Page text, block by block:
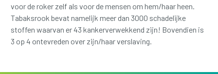
voor de roker zelf als voor de mensen om hem/haar heen.
Tabaksrook bevat namelijk meer dan 3000 schadelijke
stoffen waarvan er 43 kankerverwekkend zijn! Bovendien is
3 op 4 ontevreden over zijn/haar verslaving.